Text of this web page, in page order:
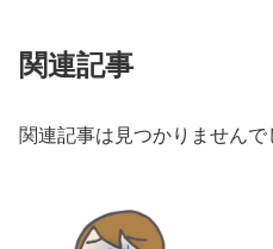
関連記事
関連記事は見つかりませんで